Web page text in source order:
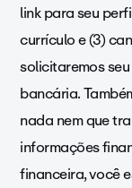
link para seu
currículo e (3)
solicitaremos
bancária.
nada nem que
informações
financeira, você